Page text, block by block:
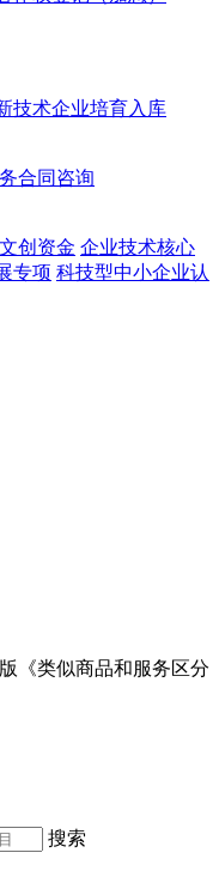
技术企业培育入库
合同咨询
文创资金 企业技术核心
专项 科技型中小企业认
《类似商品和服务区分
搜索